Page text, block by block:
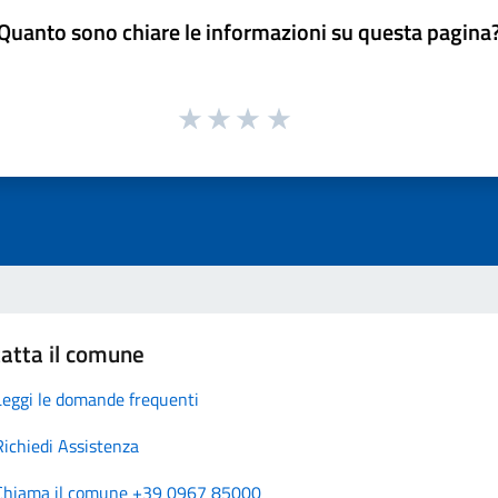
sono chiare le informazioni su questa
il comune
le domande frequenti
Assistenza
il comune +39 0967 85000